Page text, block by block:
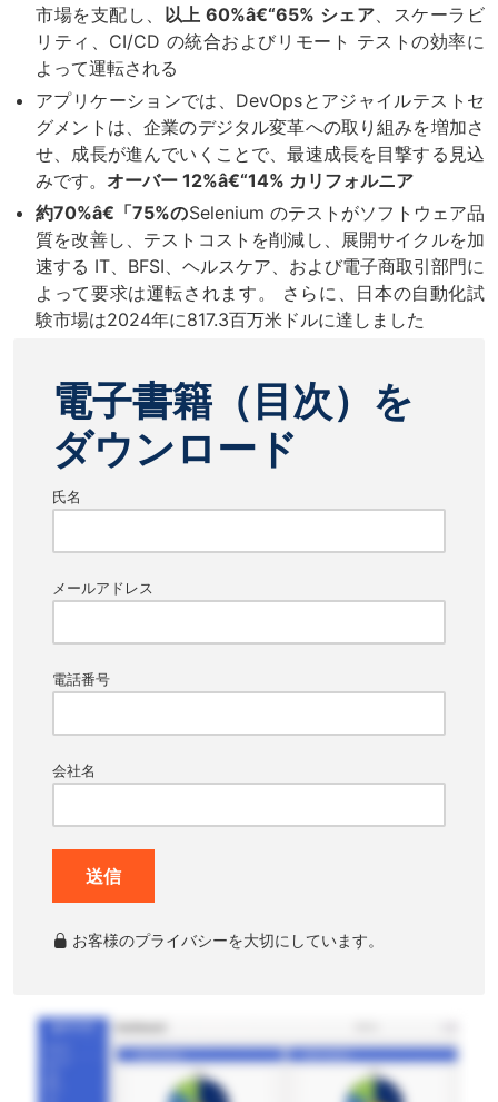
市場を支配し、 以上 60%â€“65% シェア 、スケーラビ
リティ、CI/CD の統合およびリモート テストの効率に
よって運転される
アプリケーションでは、DevOpsとアジャイルテストセ
グメントは、企業のデジタル変革への取り組みを増加さ
せ、成長が進んでいくことで、最速成長を目撃する見込
みです。 オーバー 12%â€“14% カリフォルニア
約70%â€「75%のSelenium のテストがソフトウェア品
質を改善し、テストコストを削減し、展開サイクルを加
速する IT、BFSI、ヘルスケア、および電子商取引部門に
よって要求は運転されます。 さらに、日本の自動化試
験市場は2024年に817.3百万米ドルに達しました
電子書籍（目次）を
ダウンロード
氏名
メールアドレス
電話番号
会社名
送信
お客様のプライバシーを大切にしています。